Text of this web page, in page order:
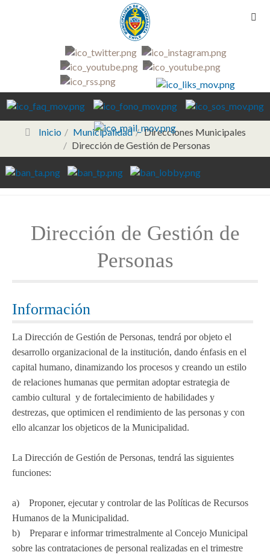
Inicio Municipalidad
Direcciones Municipales
Dirección de Gestión de Personas
Dirección de Gestión de
Personas
Información
La Dirección de Gestión de Personas, tendrá por objeto el
desarrollo organizacional de la institución, dando énfasis en el
capital humano, dinamizando los procesos y creando un estilo
de relaciones humanas que permitan adoptar estrategia de
cambio cultural y de fortalecimiento de habilidades y
destrezas, que optimicen el rendimiento de las personas y con
ello alcanzar los objeticos de la Municipalidad.
La Dirección de Gestión de Personas, tendrá las siguientes
funciones:
a) Proponer, ejecutar y controlar de las Políticas de Recursos
Humanos de la Municipalidad.
b) Preparar e informar trimestralmente al Concejo Municipal
sobre las contrataciones de personal realizadas en el trimestre